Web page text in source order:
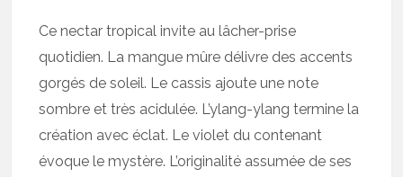
Ce nectar tropical invite au lâcher-prise
quotidien. La mangue mûre délivre des accents
gorgés de soleil. Le cassis ajoute une note
sombre et très acidulée. L’ylang-ylang termine la
création avec éclat. Le violet du contenant
évoque le mystère. L’originalité assumée de ses